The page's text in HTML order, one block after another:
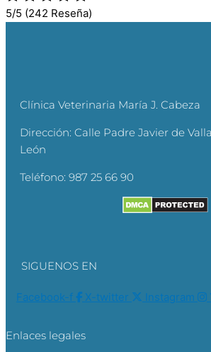
5/5 (242 Reseña)
Clínica Veterinaria María J. Cabeza
Dirección: Calle Padre Javier de
León
Teléfono: 987 25 66 90
SIGUENOS EN
Facebook-f X-twitter Instagram
Enlaces legales